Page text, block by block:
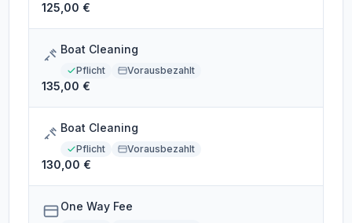
125,00 €
Boat Cleaning
Pflicht Vorausbezahlt
135,00 €
Boat Cleaning
Pflicht Vorausbezahlt
130,00 €
One Way Fee